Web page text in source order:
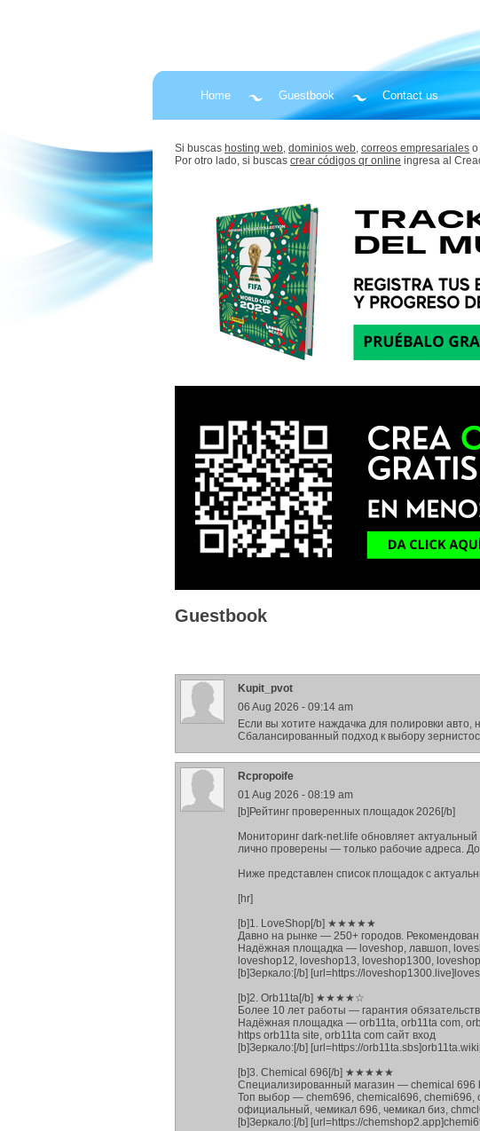
Home Guestbook Contact us
Si buscas hosting web, dominios web, correos empresariales o
Por otro lado, si buscas crear códigos qr online ingresa al
Guestbook
Kupit_pvot
06 Aug 2026 - 09:14 am
Если вы хотите наждачка для полировки
Сбалансированный подход к выбору
Rcpropoife
01 Aug 2026 - 08:19 am
[b]Рейтинг проверенных площадок 2026[/b]
Мониторинг dark-net.life обновляет
лично проверены — только рабочие адреса.
Ниже представлен список площадок с
[hr]
[b]1. LoveShop[/b] ★★★★★
Давно на рынке — 250+ городов.
Надёжная площадка — loveshop, лавшоп,
loveshop12, loveshop13, loveshop1300,
[b]Зеркало:[/b] [url=https://
[b]2. Orb11ta[/b] ★★★★☆
Более 10 лет работы — гарантия
Надёжная площадка — orb11ta, orb11ta com,
https orb11ta site, orb11ta com сайт вход
[b]Зеркало:[/b] [url=https://
[b]3. Chemical 696[/b] ★★★★★
Специализированный магазин — chemical 696
Топ выбор — chem696, chemical696, chemi696,
официальный, чемикал 696, чемикал биз,
[b]Зеркало:[/b] [url=https://